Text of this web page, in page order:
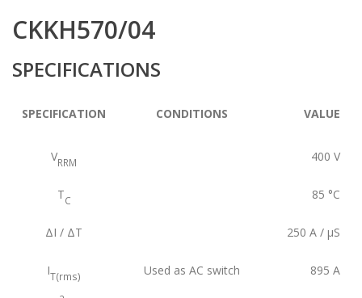
CKKH570/04
SPECIFICATIONS
SPECIFICATION CONDITIONS VALUE
VRRM 400 V
TC 85 °C
ΔI / ΔT 250 A / µS
IT(rms) Used as AC switch 895 A